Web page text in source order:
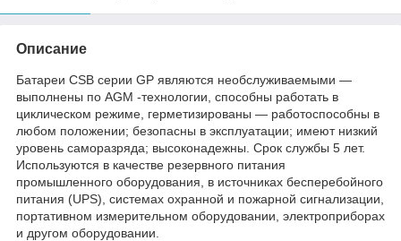
Описание
Батареи CSB серии GP являются необслуживаемыми —
выполнены по AGM -технологии, способны работать в
циклическом режиме, герметизированы — работоспособны в
любом положении; безопасны в эксплуатации; имеют низкий
уровень саморазряда; высоконадежны. Срок службы 5 лет.
Используются в качестве резервного питания
промышленного оборудования, в источниках бесперебойного
питания (UPS), системах охранной и пожарной сигнализации,
портативном измерительном оборудовании, электроприборах
и другом оборудовании.